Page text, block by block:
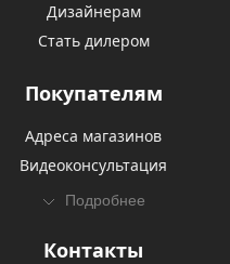
Дизайнерам
Стать дилером
Покупателям
Адреса магазинов
Видеоконсультация
Подробнее
Контакты